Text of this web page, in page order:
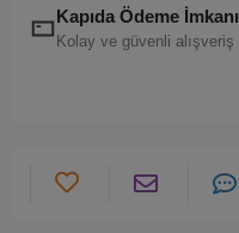
Kapıda Ödeme İmkanı
Kolay ve güvenli alışveriş